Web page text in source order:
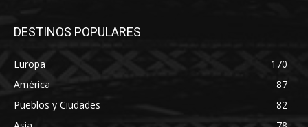
DESTINOS POPULARES
Europa
170
América
87
Pueblos y Ciudades
82